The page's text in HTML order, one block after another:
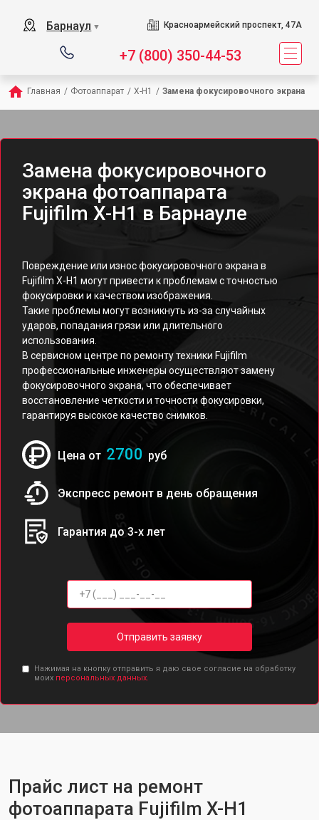
Барнаул ▼ Красноармейский проспект, 47А
+7 (800) 350-44-53
Главная / Фотоаппарат / X-H1 / Замена фокусировочного экрана
Замена фокусировочного
экрана фотоаппарата
Fujifilm X-H1 в Барнауле
Повреждение или износ фокусировочного экрана в
Fujifilm X-H1 могут привести к проблемам с точностью
фокусировки и качеством изображения.
Такие проблемы могут возникнуть из-за случайных
ударов, попадания грязи или длительного
использования.
В сервисном центре по ремонту техники Fujifilm
профессиональные инженеры осуществляют замену
фокусировочного экрана, что обеспечивает
восстановление четкости и точности фокусировки,
гарантируя высокое качество снимков.
Цена от 2700 руб
Экспресс ремонт в день обращения
Гарантия до 3-х лет
Отправить заявку
Нажимая на кнопку отправить я даю свое согласие на обработку
моих персональных данных.
Прайс лист на ремонт
фотоаппарата Fujifilm X-H1